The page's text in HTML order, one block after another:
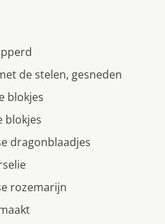
de stelen, gesneden
blokjes
blokjes
dragonblaadjes
rozemarijn